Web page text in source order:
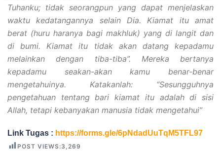
Tuhanku; tidak seorangpun yang dapat menjelaskan
waktu kedatangannya selain Dia. Kiamat itu amat
berat (huru haranya bagi makhluk) yang di langit dan
di bumi. Kiamat itu tidak akan datang kepadamu
melainkan dengan tiba-tiba”. Mereka bertanya
kepadamu seakan-akan kamu benar-benar
mengetahuinya. Katakanlah: “Sesungguhnya
pengetahuan tentang bari kiamat itu adalah di sisi
Allah, tetapi kebanyakan manusia tidak mengetahui”
Link Tugas : https://forms.gle/6pNdadUuTqM5TFL97
POST VIEWS:3,269